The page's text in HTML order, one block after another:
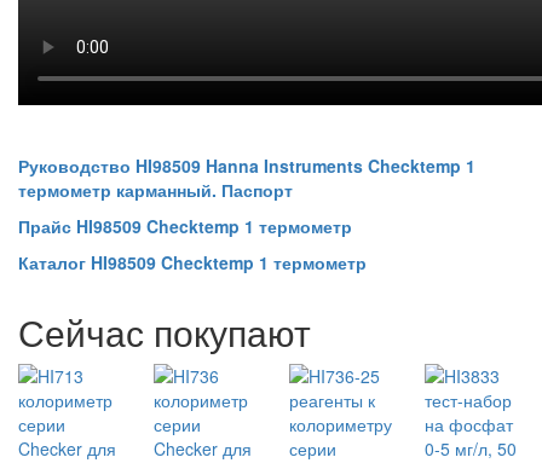
Руководство HI98509 Hanna Instruments Checktemp 1
термометр карманный. Паспорт
Прайс HI98509 Checktemp 1 термометр
Каталог HI98509 Checktemp 1 термометр
Сейчас покупают